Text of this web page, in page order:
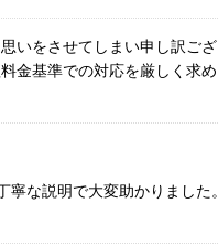
いをさせてしまい申し訳ご
金基準での対応を厳しく求
寧な説明で大変助かりました